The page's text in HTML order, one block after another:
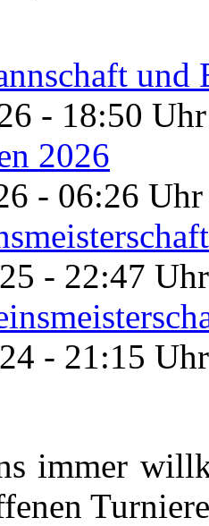
und
- 18:50
2026
- 06:26
- 22:47
- 21:15
immer